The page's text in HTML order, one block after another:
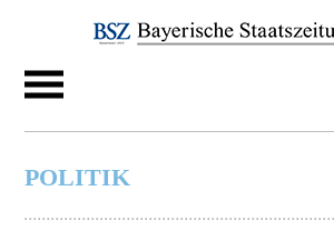
POLITIK